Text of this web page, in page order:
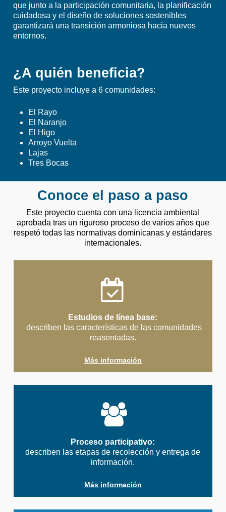
que junto a la participación comunitaria, la planificación
cuidadosa y el diseño de soluciones sostenibles
garantizará una transición armoniosa hacia nuevos
entornos.
¿A quién beneficia?
Este proyecto incluye a 6 comunidades:
El Rayo
El Naranjo
El Higo
Arroyo Vuelta
Lajas
Tres Bocas
Conoce el paso a paso
Este proyecto cuenta con una licencia ambiental
aprobada tras un riguroso proceso de varios años que
respetó todas las normativas dominicanas y estándares
internacionales.
Estudios de línea base:
describen las características de las comunidades
reasentadas.
Más información
Proceso participativo:
describen las etapas de recolección y entrega de
información.
Más información